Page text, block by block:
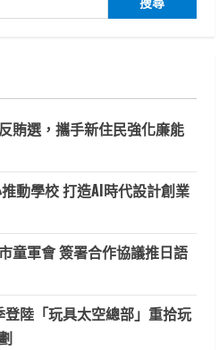
賄選，攜手新住民強化廉能
動學校 打造AI時代設計創業
童軍會 簽署合作協議推日語
陸「玩具太空總部」重拾玩